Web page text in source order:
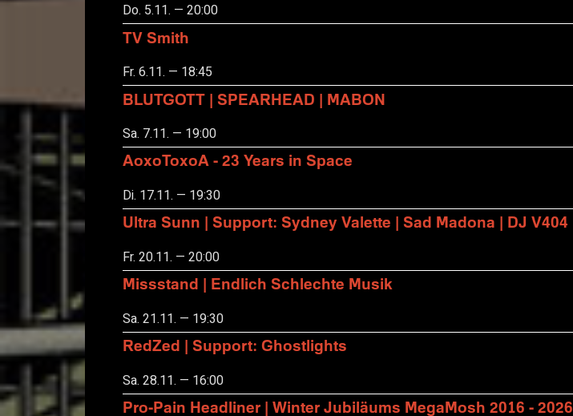
Do. 5.11. — 20:00
TV Smith
Fr. 6.11. — 18:45
BLUTGOTT | SPEARHEAD | MABON
Sa. 7.11. — 19:00
AoxoToxoA - 23 Years in Space
Di. 17.11. — 19:30
Ultra Sunn | Support: Sydney Valette | Sad Madona | DJ V404
Fr. 20.11. — 20:00
Missstand | Endlich Schlechte Musik
Sa. 21.11. — 19:30
RedZed | Support: Ghostlights
Sa. 28.11. — 16:00
Pro-Pain Headliner | Winter Jubiläums MegaMosh 2016 - 2026